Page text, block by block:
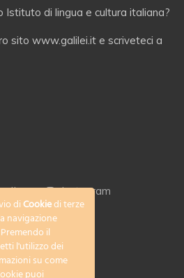
di lingua e cultura italiana?
sito www.galilei.it e scriveteci a
Instagram
diCookiedi terze
navigazione
il
l'utilizzo dei
su come